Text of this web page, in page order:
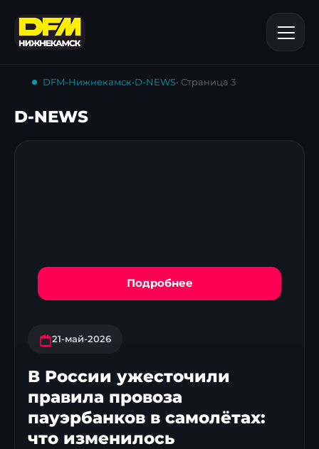
DFM-Нижнекамск•D-NEWS• Страница 3
D-NEWS
Подробнее
21-май-2026
В России ужесточили
правила провоза
пауэрбанков в самолётах:
что изменилось